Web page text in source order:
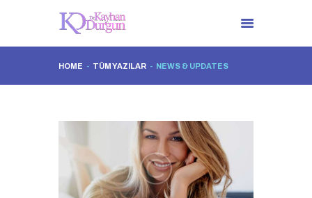
HOME TÜM YAZILAR NEWS & UPDATES
TÜM UYGULAMALAR
İLETIŞIM